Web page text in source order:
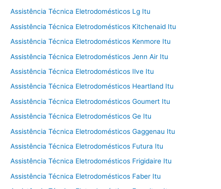
Assistência Técnica Eletrodomésticos Lg Itu
Assistência Técnica Eletrodomésticos Kitchenaid Itu
Assistência Técnica Eletrodomésticos Kenmore Itu
Assistência Técnica Eletrodomésticos Jenn Air Itu
Assistência Técnica Eletrodomésticos Ilve Itu
Assistência Técnica Eletrodomésticos Heartland Itu
Assistência Técnica Eletrodomésticos Goumert Itu
Assistência Técnica Eletrodomésticos Ge Itu
Assistência Técnica Eletrodomésticos Gaggenau Itu
Assistência Técnica Eletrodomésticos Futura Itu
Assistência Técnica Eletrodomésticos Frigidaire Itu
Assistência Técnica Eletrodomésticos Faber Itu